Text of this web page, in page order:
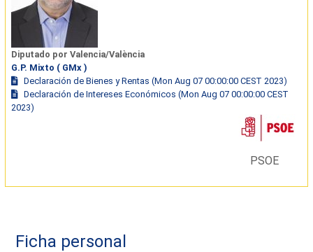
Diputado por Valencia/València
G.P. Mixto ( GMx )
Declaración de Bienes y Rentas (Mon Aug 07 00:00:00 CEST 2023)
Declaración de Intereses Económicos (Mon Aug 07 00:00:00 CEST
2023)
PSOE
Ficha personal